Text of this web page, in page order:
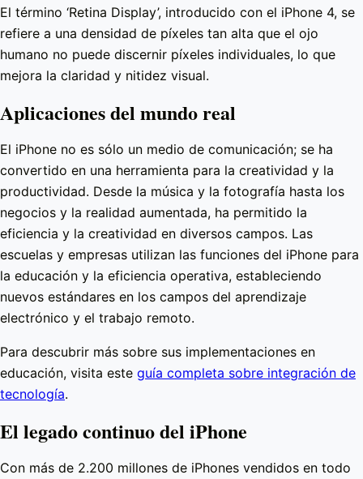
El término ‘Retina Display’, introducido con el iPhone 4, se
refiere a una densidad de píxeles tan alta que el ojo
humano no puede discernir píxeles individuales, lo que
mejora la claridad y nitidez visual.
Aplicaciones del mundo real
El iPhone no es sólo un medio de comunicación; se ha
convertido en una herramienta para la creatividad y la
productividad. Desde la música y la fotografía hasta los
negocios y la realidad aumentada, ha permitido la
eficiencia y la creatividad en diversos campos. Las
escuelas y empresas utilizan las funciones del iPhone para
la educación y la eficiencia operativa, estableciendo
nuevos estándares en los campos del aprendizaje
electrónico y el trabajo remoto.
Para descubrir más sobre sus implementaciones en
educación, visita este guía completa sobre integración de
tecnología.
El legado continuo del iPhone
Con más de 2.200 millones de iPhones vendidos en todo